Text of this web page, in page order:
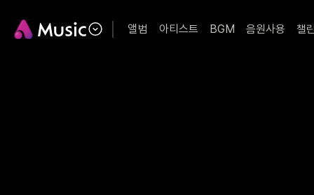
앨범 아티스트 BGM 음원사용 챌